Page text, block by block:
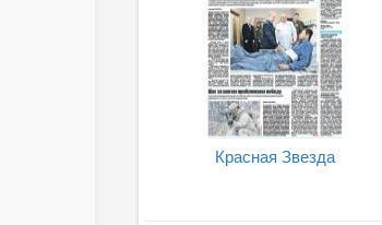
Красная Звезда